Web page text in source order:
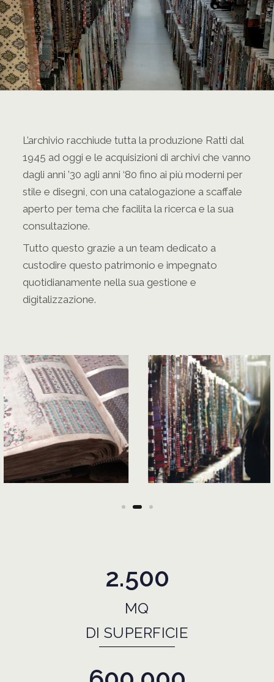
L’archivio racchiude tutta la produzione Ratti dal
1945 ad oggi e le acquisizioni di archivi che vanno
dagli anni ’30 agli anni ‘80 fino ai più moderni per
stile e disegni, con una catalogazione a scaffale
aperto per tema che facilita la ricerca e la sua
consultazione.
Tutto questo grazie a un team dedicato a
custodire questo patrimonio e impegnato
quotidianamente nella sua gestione e
digitalizzazione.
2.500
MQ
DI SUPERFICIE